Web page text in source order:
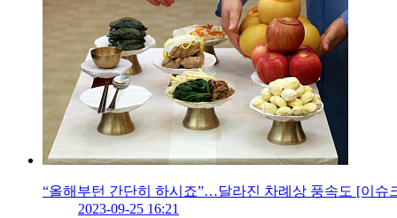
“올해부턴 간단히 하시죠”…달라진 차례상 풍속도 [이슈
2023-09-25 16:21